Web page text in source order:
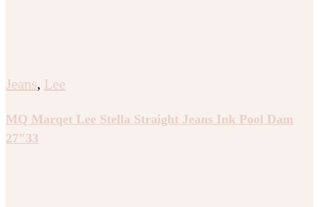
Jeans, Lee
MQ Marqet Lee Stella Straight Jeans Ink Pool Dam
27″33